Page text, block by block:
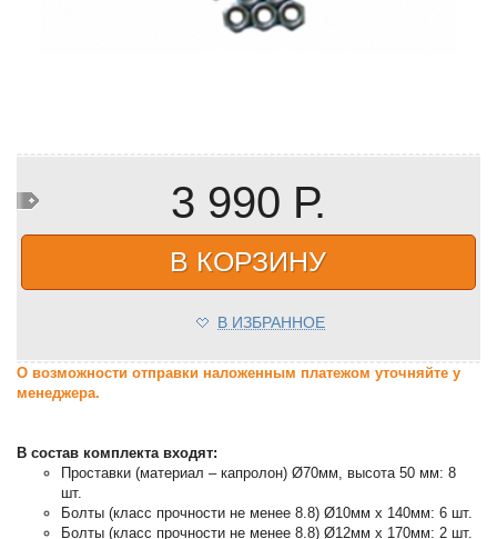
3 990 Р.
В КОРЗИНУ
В ИЗБРАННОЕ
О возможности отправки наложенным платежом уточняйте у
менеджера.
В состав комплекта входят:
Проставки (материал – капролон) Ø70мм, высота 50 мм: 8
шт.
Болты (класс прочности не менее 8.8) Ø10мм х 140мм: 6 шт.
Болты (класс прочности не менее 8.8) Ø12мм х 170мм: 2 шт.